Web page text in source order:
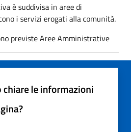
è suddivisa in aree di
i servizi erogati alla comunità.
previste Aree Amministrative
chiare le informazioni